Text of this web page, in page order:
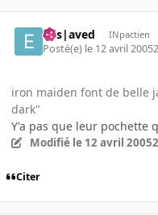
Ens|aved INpactien
Posté(e) le 12 avril 2005
iron maiden font de belle
dark"
Y'a pas que leur pochette
Modifié le 12 avril 2005
Citer